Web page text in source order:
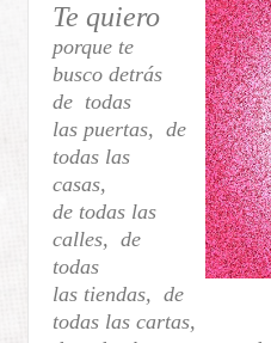
Te quiero
porque te
busco detrás
de todas
las puertas, de
todas las
casas,
de todas las
calles, de
todas
las tiendas, de
todas las cartas,